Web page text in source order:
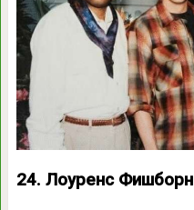
24. Лоуренс Фишборн